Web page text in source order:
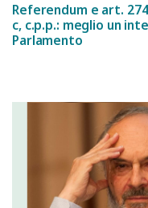
Referendum e art.
c, c.p.p.: meglio un
Parlamento